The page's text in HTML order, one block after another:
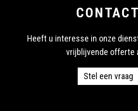
CONTACT
Heeft u interesse in onze
vrijblijvende offerte
Stel een vraag